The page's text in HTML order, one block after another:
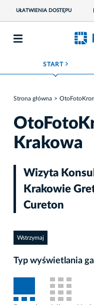
UŁATWIENIA DOSTĘPU
START ROZWIŃ MENU
Strona główna
Krakowa
Wizyta
Krakowie
Cureton
Wstrzymaj
Typ wyświetlania